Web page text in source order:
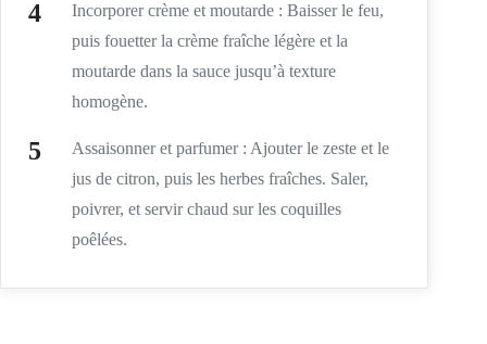
Incorporer crème et moutarde : Baisser le feu,
puis fouetter la crème fraîche légère et la
moutarde dans la sauce jusqu’à texture
homogène.
Assaisonner et parfumer : Ajouter le zeste et le
jus de citron, puis les herbes fraîches. Saler,
poivrer, et servir chaud sur les coquilles
poêlées.